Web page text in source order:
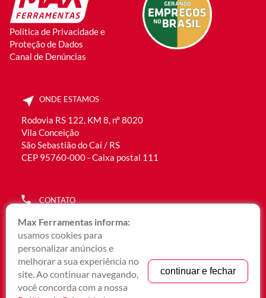
Política de Privacidade e
Proteção de Dados
Canal de Denúncias
ONDE ESTAMOS
Rodovia RS 122, KM 8, n° 8020
Vila Conceição
São Sebastião do Caí / RS
CEP 95760-000 - Caixa postal 111
CONTATO
(51) 3536.2300
0800 051 6192
WhatsApp Rec. Humanos (51) 9 9901.9400
WhatsApp Comercial (51) 9 9656.6790
atendimento@maxmetal.com.br
Max Ferramentas informa:
usamos cookies para
personalizar anúncios e
melhorar a sua experiência no
site. Ao continuar navegando,
você concorda com a nossa
continuar e fechar